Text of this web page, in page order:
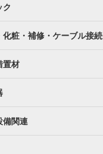
ク
化粧・補修・ケーブル接続
置材
備関連